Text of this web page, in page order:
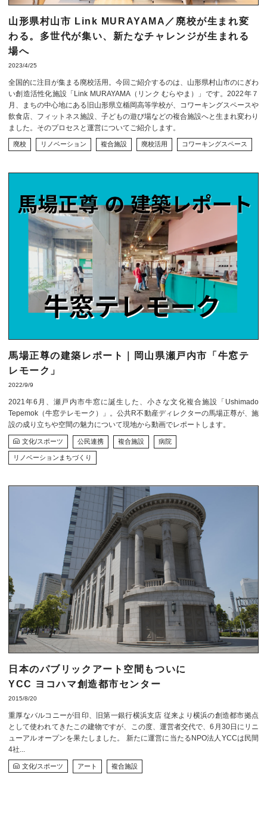
山形県村山市 Link MURAYAMA／廃校が生まれ変
わる。多世代が集い、新たなチャレンジが生まれる
場へ
2023/4/25
全国的に注目が集まる廃校活用。今回ご紹介するのは、山形県村山市のにぎわ
い創造活性化施設「Link MURAYAMA（リンク むらやま）」です。2022年７
月、まちの中心地にある旧山形県立楯岡高等学校が、コワーキングスペースや
飲食店、フィットネス施設、子どもの遊び場などの複合施設へと生まれ変わり
ました。そのプロセスと運営についてご紹介します。
廃校 リノベーション 複合施設 廃校活用 コワーキングスペース
馬場正尊の建築レポート｜岡山県瀬戸内市「牛窓テ
レモーク」
2022/9/9
2021年6月、瀬戸内市牛窓に誕生した、小さな文化複合施設「Ushimado
Tepemok（牛窓テレモーク）」。公共R不動産ディレクターの馬場正尊が、施
設の成り立ちや空間の魅力について現地から動画でレポートします。
文化/スポーツ 公民連携 複合施設 病院
リノベーションまちづくり
日本のパブリックアート空間もついに
YCC ヨコハマ創造都市センター
2015/8/20
重厚なバルコニーが目印、旧第一銀行横浜支店 従来より横浜の創造都市拠点
として使われてきたこの建物ですが、この度、運営者交代で、6月30日にリニ
ューアルオープンを果たしました。 新たに運営に当たるNPO法人YCCは民間
4社...
文化/スポーツ アート 複合施設